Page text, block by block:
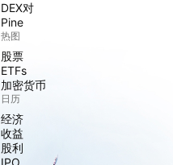
DEX对
Pine
热图
股票
ETFs
加密货币
日历
经济
收益
股利
IPO